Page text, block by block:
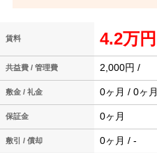
賃料 4.2万円
共益費 / 管理費 2,000円 /
敷金 / 礼金 0ヶ月 / 0ヶ月
保証金 0ヶ月
敷引 / 償却 0ヶ月 / -